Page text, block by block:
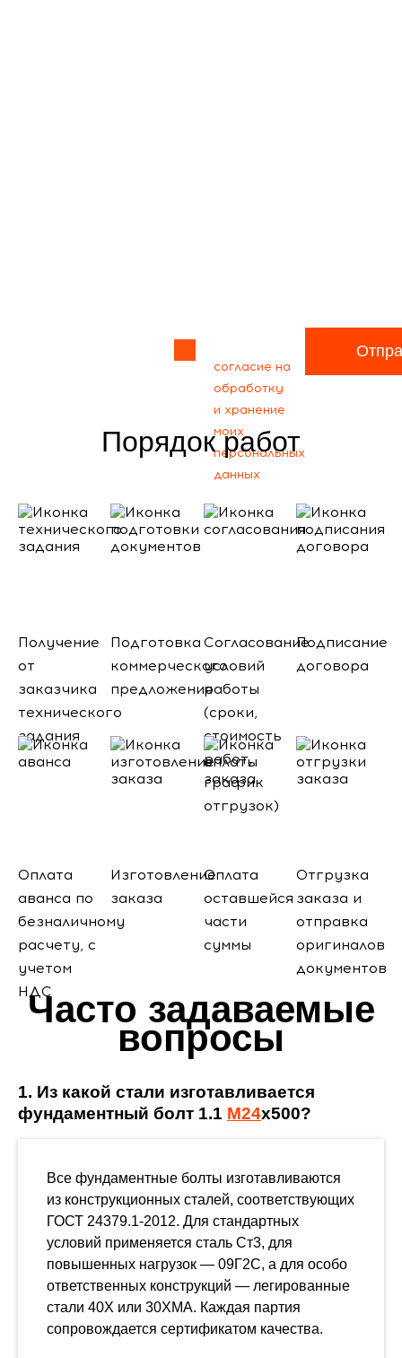
согласие на
обработку
и хранение
моих
персональных
данных
Порядок работ
Получение
от
заказчика
технического
задания
Подготовка
коммерческого
предложения
Согласование
условий
работы
(сроки,
стоимость
работ,
график
отгрузок)
Подписание
договора
Оплата
аванса по
безналичному
расчету, с
учетом
НДС
Изготовление
заказа
Оплата
оставшейся
части
суммы
Отгрузка
заказа и
отправка
оригиналов
документов
Часто задаваемые
вопросы
1. Из какой стали изготавливается
фундаментный болт 1.1 М24х500?
Все фундаментные болты изготавливаются
из конструкционных сталей, соответствующих
ГОСТ 24379.1-2012. Для стандартных
условий применяется сталь Ст3, для
повышенных нагрузок — 09Г2С, а для особо
ответственных конструкций — легированные
стали 40Х или 30ХМА. Каждая партия
сопровождается сертификатом качества.